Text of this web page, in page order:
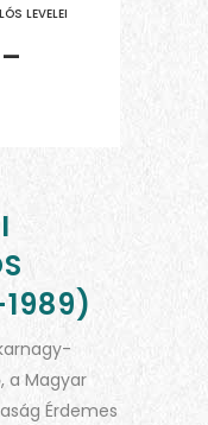
LEVELEI
a Magyar
Érdemes